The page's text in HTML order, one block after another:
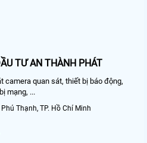
TƯ AN THÀNH PHÁT
camera quan sát, thiết bị báo động,
mạng, ...
Thạnh, TP. Hồ Chí Minh